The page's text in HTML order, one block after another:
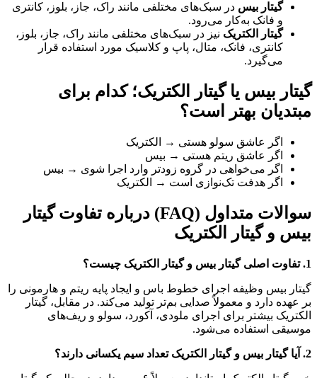
گیتار بیس در سبک‌های مختلفی مانند راک، جاز، بلوز، کانتری
و فانک به‌کار می‌رود.
گیتار الکتریک نیز در سبک‌های مختلفی مانند راک، جاز، بلوز،
کانتری، فانک، متال، پاپ و کلاسیک مورد استفاده قرار
می‌گیرد.
گیتار بیس یا گیتار الکتریک؛ کدام برای
مبتدیان بهتر است؟
اگر عاشق سولو هستی → الکتریک
اگر عاشق ریتم هستی → بیس
اگر می‌خواهی در گروه زودتر وارد اجرا شوی → بیس
اگر هدفت تک‌نوازی است → الکتریک
سوالات متداول (FAQ) درباره تفاوت گیتار
بیس و گیتار الکتریک
1. تفاوت اصلی گیتار بیس و گیتار الکتریک چیست؟
گیتار بیس وظیفه اجرای خطوط باس و ایجاد پایه ریتم و هارمونی را
بر عهده دارد و معمولاً صدایی بم‌تر تولید می‌کند. در مقابل، گیتار
الکتریک بیشتر برای اجرای ملودی، آکورد، سولو و ریف‌های
موسیقی استفاده می‌شود.
2. آیا گیتار بیس و گیتار الکتریک تعداد سیم یکسانی دارند؟